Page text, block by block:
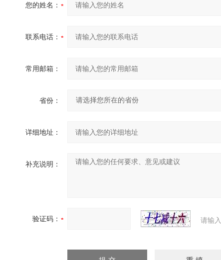
您的姓名：
联系电话：
常用邮箱：
省份：
详细地址：
补充说明：
验证码： 请输